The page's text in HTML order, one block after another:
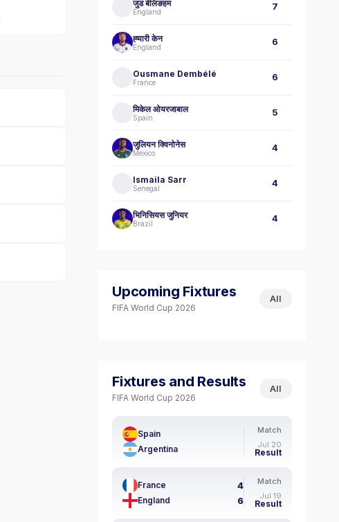
जुड बेलिङहम
England 7
ह्‍यारी केन
England 6
Ousmane Dembélé
France 6
मिकेल ओयरजाबाल
Spain 5
जुलियन क्विनोनेस
Mexico 4
Ismaila Sarr
Senegal 4
भिनिसियस जुनियर
Brazil 4
Upcoming Fixtures
FIFA World Cup 2026
All
Fixtures and Results
FIFA World Cup 2026
All
Spain
Argentina
Match
Jul 20
Result
France 4
England 6
Match
Jul 19
Result